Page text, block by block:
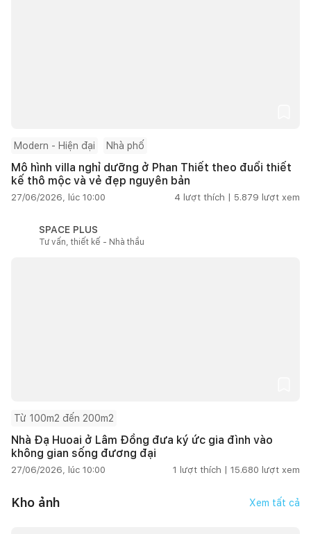
Modern - Hiện đại Nhà phố
Mô hình villa nghỉ dưỡng ở Phan Thiết theo đuổi thiết
kế thô mộc và vẻ đẹp nguyên bản
27/06/2026, lúc 10:00 4 lượt thích | 5.879 lượt xem
SPACE PLUS
Tư vấn, thiết kế - Nhà thầu
Từ 100m2 đến 200m2
Nhà Đạ Huoai ở Lâm Đồng đưa ký ức gia đình vào
không gian sống đương đại
27/06/2026, lúc 10:00 1 lượt thích | 15.680 lượt xem
Kho ảnh Xem tất cả